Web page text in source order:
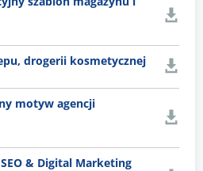
drogerii kosmetycznej
motyw agencji
& Digital Marketing